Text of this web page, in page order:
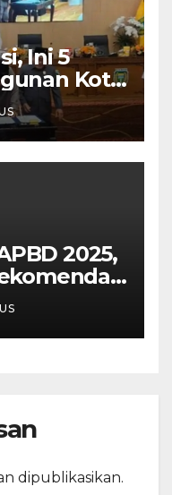
Ini 5
Kota
PPAS
2025,
dipublikasikan.